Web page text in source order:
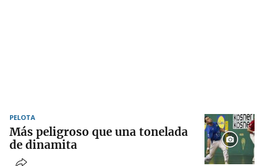
PELOTA
Más peligroso que una tonelada
de dinamita